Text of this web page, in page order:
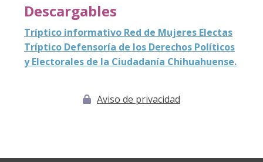
Descargables
Tríptico informativo Red de Mujeres Electas
Tríptico Defensoría de los Derechos Políticos
y Electorales de la Ciudadanía Chihuahuense.
Aviso de privacidad